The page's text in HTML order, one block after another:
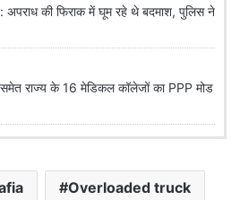
की फिराक में घूम रहे थे बदमाश, पुलिस ने
राज्य के 16 मेडिकल कॉलेजों का PPP मोड
Overloaded truck